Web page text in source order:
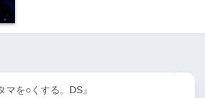
マを○くする。DS』